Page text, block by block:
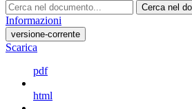
Cerca nel
Informazioni
versione-corrente
Scarica
pdf
html